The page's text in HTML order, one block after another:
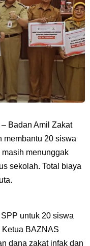
– Badan Amil Zakat
membantu 20 siswa
menunggak
sekolah. Total biaya
untuk 20 siswa
Ketua BAZNAS
dana zakat infak dan